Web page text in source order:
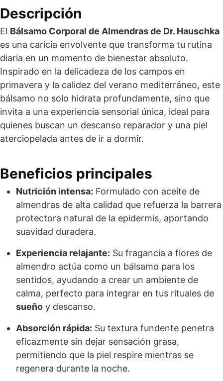
Descripción
El Bálsamo Corporal de Almendras de Dr. Hauschka
es una caricia envolvente que transforma tu rutina
diaria en un momento de bienestar absoluto.
Inspirado en la delicadeza de los campos en
primavera y la calidez del verano mediterráneo, este
bálsamo no solo hidrata profundamente, sino que
invita a una experiencia sensorial única, ideal para
quienes buscan un descanso reparador y una piel
aterciopelada antes de ir a dormir.
Beneficios principales
Nutrición intensa: Formulado con aceite de
almendras de alta calidad que refuerza la barrera
protectora natural de la epidermis, aportando
suavidad duradera.
Experiencia relajante: Su fragancia a flores de
almendro actúa como un bálsamo para los
sentidos, ayudando a crear un ambiente de
calma, perfecto para integrar en tus rituales de
sueño y descanso.
Absorción rápida: Su textura fundente penetra
eficazmente sin dejar sensación grasa,
permitiendo que la piel respire mientras se
regenera durante la noche.